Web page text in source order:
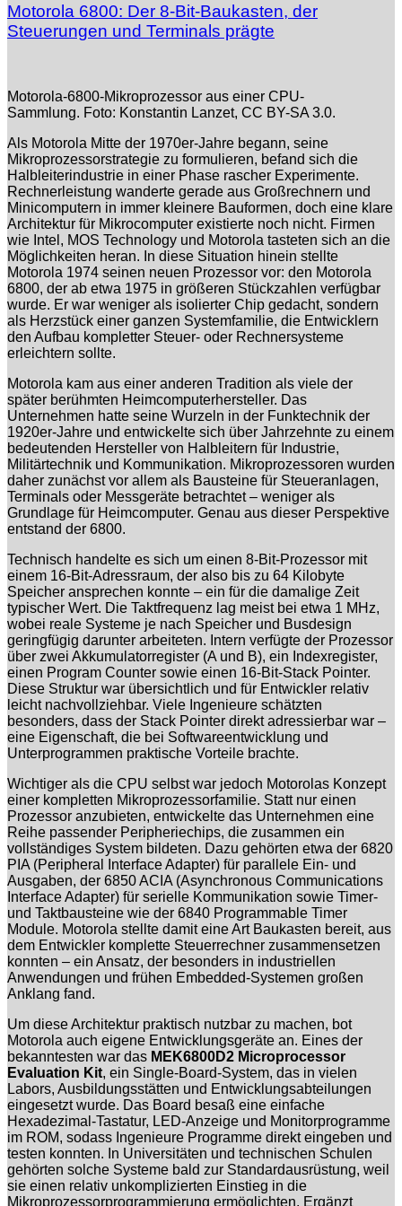
Motorola 6800: Der 8-Bit-Baukasten, der
Steuerungen und Terminals prägte
Motorola-6800-Mikroprozessor aus einer CPU-
Sammlung. Foto: Konstantin Lanzet, CC BY-SA 3.0.
Als Motorola Mitte der 1970er-Jahre begann, seine
Mikroprozessorstrategie zu formulieren, befand sich die
Halbleiterindustrie in einer Phase rascher Experimente.
Rechnerleistung wanderte gerade aus Großrechnern und
Minicomputern in immer kleinere Bauformen, doch eine klare
Architektur für Mikrocomputer existierte noch nicht. Firmen
wie Intel, MOS Technology und Motorola tasteten sich an die
Möglichkeiten heran. In diese Situation hinein stellte
Motorola 1974 seinen neuen Prozessor vor: den Motorola
6800, der ab etwa 1975 in größeren Stückzahlen verfügbar
wurde. Er war weniger als isolierter Chip gedacht, sondern
als Herzstück einer ganzen Systemfamilie, die Entwicklern
den Aufbau kompletter Steuer- oder Rechnersysteme
erleichtern sollte.
Motorola kam aus einer anderen Tradition als viele der
später berühmten Heimcomputerhersteller. Das
Unternehmen hatte seine Wurzeln in der Funktechnik der
1920er-Jahre und entwickelte sich über Jahrzehnte zu einem
bedeutenden Hersteller von Halbleitern für Industrie,
Militärtechnik und Kommunikation. Mikroprozessoren wurden
daher zunächst vor allem als Bausteine für Steueranlagen,
Terminals oder Messgeräte betrachtet – weniger als
Grundlage für Heimcomputer. Genau aus dieser Perspektive
entstand der 6800.
Technisch handelte es sich um einen 8-Bit-Prozessor mit
einem 16-Bit-Adressraum, der also bis zu 64 Kilobyte
Speicher ansprechen konnte – ein für die damalige Zeit
typischer Wert. Die Taktfrequenz lag meist bei etwa 1 MHz,
wobei reale Systeme je nach Speicher und Busdesign
geringfügig darunter arbeiteten. Intern verfügte der Prozessor
über zwei Akkumulatorregister (A und B), ein Indexregister,
einen Program Counter sowie einen 16-Bit-Stack Pointer.
Diese Struktur war übersichtlich und für Entwickler relativ
leicht nachvollziehbar. Viele Ingenieure schätzten
besonders, dass der Stack Pointer direkt adressierbar war –
eine Eigenschaft, die bei Softwareentwicklung und
Unterprogrammen praktische Vorteile brachte.
Wichtiger als die CPU selbst war jedoch Motorolas Konzept
einer kompletten Mikroprozessorfamilie. Statt nur einen
Prozessor anzubieten, entwickelte das Unternehmen eine
Reihe passender Peripheriechips, die zusammen ein
vollständiges System bildeten. Dazu gehörten etwa der 6820
PIA (Peripheral Interface Adapter) für parallele Ein- und
Ausgaben, der 6850 ACIA (Asynchronous Communications
Interface Adapter) für serielle Kommunikation sowie Timer-
und Taktbausteine wie der 6840 Programmable Timer
Module. Motorola stellte damit eine Art Baukasten bereit, aus
dem Entwickler komplette Steuerrechner zusammensetzen
konnten – ein Ansatz, der besonders in industriellen
Anwendungen und frühen Embedded-Systemen großen
Anklang fand.
Um diese Architektur praktisch nutzbar zu machen, bot
Motorola auch eigene Entwicklungsgeräte an. Eines der
bekanntesten war das MEK6800D2 Microprocessor
Evaluation Kit, ein Single-Board-System, das in vielen
Labors, Ausbildungsstätten und Entwicklungsabteilungen
eingesetzt wurde. Das Board besaß eine einfache
Hexadezimal-Tastatur, LED-Anzeige und Monitorprogramme
im ROM, sodass Ingenieure Programme direkt eingeben und
testen konnten. In Universitäten und technischen Schulen
gehörten solche Systeme bald zur Standardausrüstung, weil
sie einen relativ unkomplizierten Einstieg in die
Mikroprozessorprogrammierung ermöglichten. Ergänzt